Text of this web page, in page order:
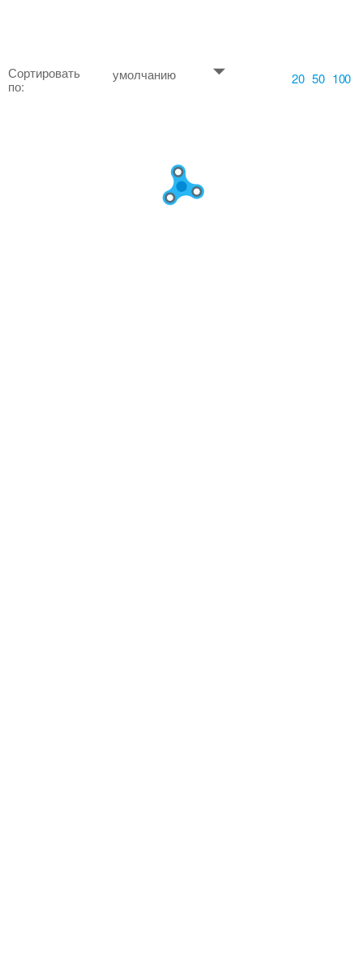
Сортировать
по:
умолчанию 20 50 100